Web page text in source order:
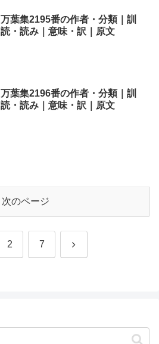
万葉集2195番の作者・分類｜訓
読・読み｜意味・訳｜原文
万葉集2196番の作者・分類｜訓
読・読み｜意味・訳｜原文
次のページ
2 7 次